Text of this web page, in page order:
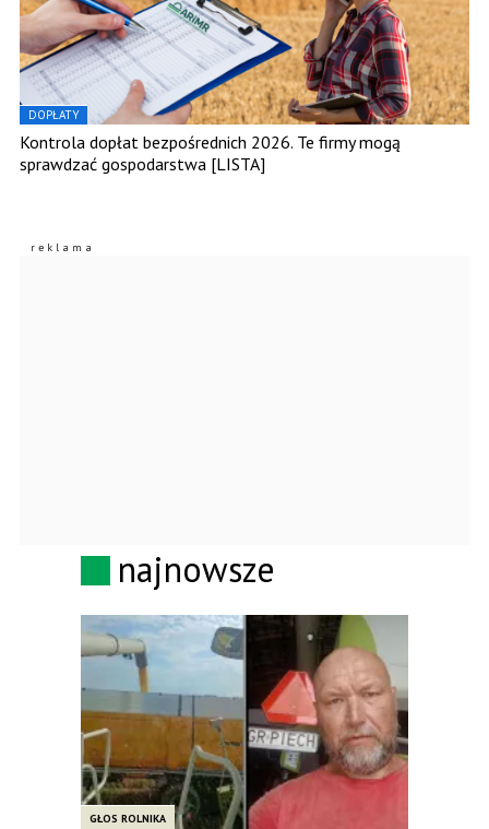
DOPŁATY
Kontrola dopłat bezpośrednich 2026. Te firmy mogą
sprawdzać gospodarstwa [LISTA]
najnowsze
GŁOS ROLNIKA